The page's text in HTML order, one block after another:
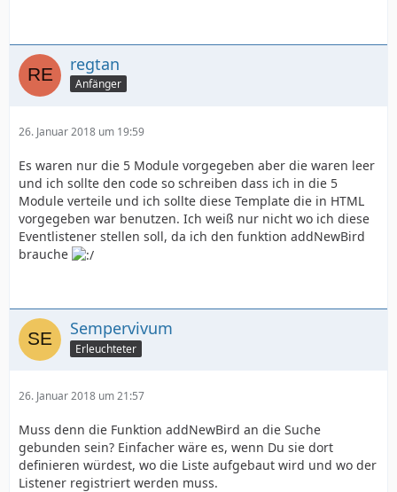
regtan
Anfänger
26. Januar 2018 um 19:59
Es waren nur die 5 Module vorgegeben aber die waren leer
und ich sollte den code so schreiben dass ich in die 5
Module verteile und ich sollte diese Template die in HTML
vorgegeben war benutzen. Ich weiß nur nicht wo ich diese
Eventlistener stellen soll, da ich den funktion addNewBird
brauche
Sempervivum
Erleuchteter
26. Januar 2018 um 21:57
Muss denn die Funktion addNewBird an die Suche
gebunden sein? Einfacher wäre es, wenn Du sie dort
definieren würdest, wo die Liste aufgebaut wird und wo der
Listener registriert werden muss.